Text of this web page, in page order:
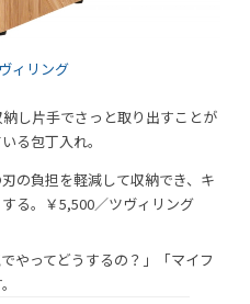
ィリング
し片手でさっと取り出すことが
る包丁入れ。
の負担を軽減して収納でき、キ
る。￥5,500／ツヴィリング
やってどうするの？」「マイフ